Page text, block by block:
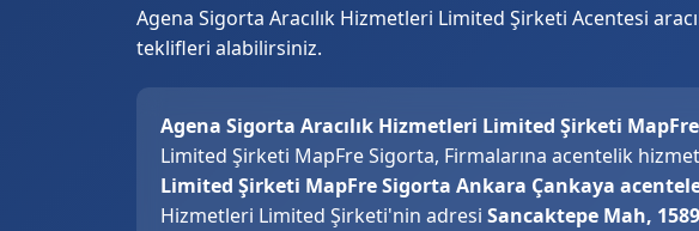
Agena Sigorta Aracılık Hizmetleri Limited Şirketi Acentesi
teklifleri alabilirsiniz.
Agena Sigorta Aracılık Hizmetleri Limited Şirketi
Limited Şirketi MapFre Sigorta, Firmalarına acentelik
Limited Şirketi MapFre Sigorta Ankara Çankaya
Hizmetleri Limited Şirketi'nin adresi Sancaktepe Mah,